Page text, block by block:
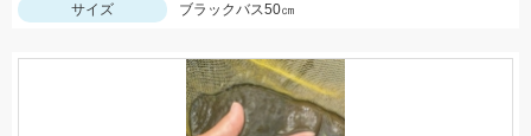
サイズ
ブラックバス50㎝